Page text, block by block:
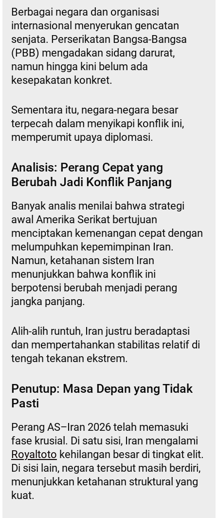
Berbagai negara dan organisasi
internasional menyerukan gencatan
senjata. Perserikatan Bangsa-Bangsa
(PBB) mengadakan sidang darurat,
namun hingga kini belum ada
kesepakatan konkret.
Sementara itu, negara-negara besar
terpecah dalam menyikapi konflik ini,
memperumit upaya diplomasi.
Analisis: Perang Cepat yang
Berubah Jadi Konflik Panjang
Banyak analis menilai bahwa strategi
awal Amerika Serikat bertujuan
menciptakan kemenangan cepat dengan
melumpuhkan kepemimpinan Iran.
Namun, ketahanan sistem Iran
menunjukkan bahwa konflik ini
berpotensi berubah menjadi perang
jangka panjang.
Alih-alih runtuh, Iran justru beradaptasi
dan mempertahankan stabilitas relatif di
tengah tekanan ekstrem.
Penutup: Masa Depan yang Tidak
Pasti
Perang AS–Iran 2026 telah memasuki
fase krusial. Di satu sisi, Iran mengalami
Royaltoto kehilangan besar di tingkat elit.
Di sisi lain, negara tersebut masih berdiri,
menunjukkan ketahanan struktural yang
kuat.